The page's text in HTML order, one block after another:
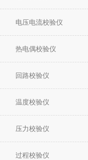
电压电流校验仪
热电偶校验仪
回路校验仪
温度校验仪
压力校验仪
过程校验仪